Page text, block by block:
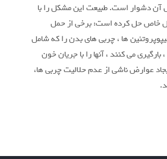
دشوار است. طبیعت این مشکل را با
خاص حل کرده است: برخی از حمل
ها ، چربی های بدن را که شامل
می کنند ، آنها را با جریان خون
عوارض ناشی از عدم حلالیت چربی ها،